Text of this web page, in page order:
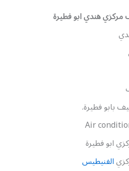
هندي ابو فطيرة
بابو فطيرة.
Air
ابو فطيرة
الفنيطيس